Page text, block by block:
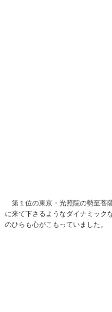
第１位の東京・光照院の勢至菩
に来て下さるようなダイナミック
のひらも心がこもっていました。